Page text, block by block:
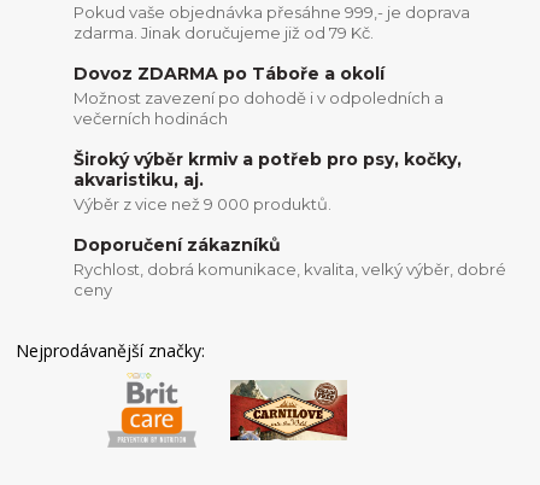
Pokud vaše objednávka přesáhne 999,- je doprava
zdarma. Jinak doručujeme již od 79 Kč.
Dovoz ZDARMA po Táboře a okolí
Možnost zavezení po dohodě i v odpoledních a
večerních hodinách
Široký výběr krmiv a potřeb pro psy, kočky,
akvaristiku, aj.
Výběr z vice než 9 000 produktů.
Doporučení zákazníků
Rychlost, dobrá komunikace, kvalita, velký výběr, dobré
ceny
Nejprodávanější značky: